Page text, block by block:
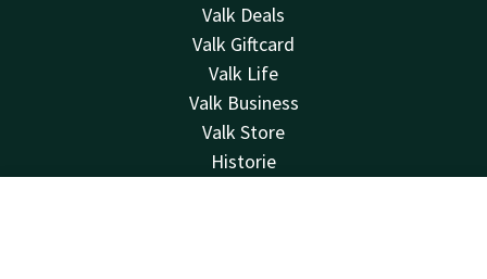
Valk Deals
Valk Giftcard
Valk Life
Valk Business
Valk Store
Historie